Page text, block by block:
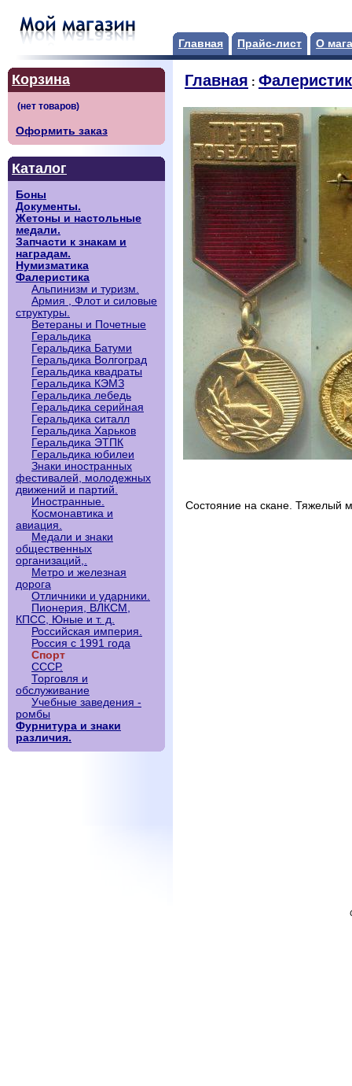
Главная Прайс-лист О
Корзина
Оформить заказ
Каталог
Боны
Документы.
Жетоны и настольные
медали.
Запчасти к знакам и
наградам.
Нумизматика
Фалеристика
Альпинизм и туризм.
Армия , Флот и силовые
структуры.
Ветераны и Почетные
Геральдика
Геральдика Батуми
Геральдика Волгоград
Геральдика квадраты
Геральдика КЭМЗ
Геральдика лебедь
Геральдика серийная
Геральдика ситалл
Геральдика Харьков
Геральдика ЭТПК
Геральдика юбилеи
Знаки иностранных
фестивалей, молодежных
движений и партий.
Иностранные.
Космонавтика и
авиация.
Медали и знаки
общественных
организаций,.
Метро и железная
дорога
Отличники и ударники.
Пионерия, ВЛКСМ,
КПСС, Юные и т. д.
Российская империя.
Россия с 1991 года
Спорт
СССР.
Торговля и
обслуживание
Учебные заведения -
ромбы
Фурнитура и знаки
различия.
Главная :
Состояние на скане. Тяжелый